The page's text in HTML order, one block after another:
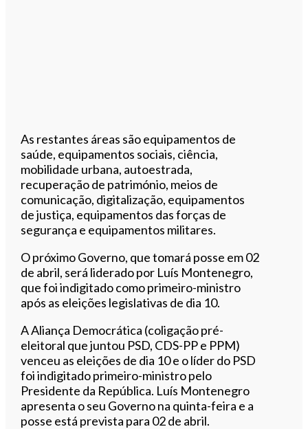
As restantes áreas são equipamentos de
saúde, equipamentos sociais, ciência,
mobilidade urbana, autoestrada,
recuperação de património, meios de
comunicação, digitalização, equipamentos
de justiça, equipamentos das forças de
segurança e equipamentos militares.
O próximo Governo, que tomará posse em 02
de abril, será liderado por Luís Montenegro,
que foi indigitado como primeiro-ministro
após as eleições legislativas de dia 10.
A Aliança Democrática (coligação pré-
eleitoral que juntou PSD, CDS-PP e PPM)
venceu as eleições de dia 10 e o líder do PSD
foi indigitado primeiro-ministro pelo
Presidente da República. Luís Montenegro
apresenta o seu Governo na quinta-feira e a
posse está prevista para 02 de abril.